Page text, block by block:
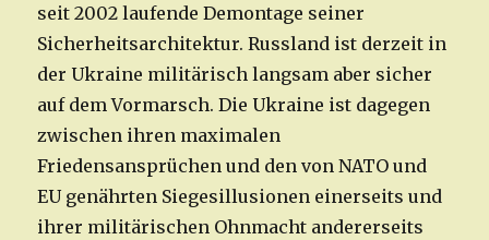
seit 2002 laufende Demontage seiner
Sicherheitsarchitektur. Russland ist derzeit in
der Ukraine militärisch langsam aber sicher
auf dem Vormarsch. Die Ukraine ist dagegen
zwischen ihren maximalen
Friedensansprüchen und den von NATO und
EU genährten Siegesillusionen einerseits und
ihrer militärischen Ohnmacht andererseits